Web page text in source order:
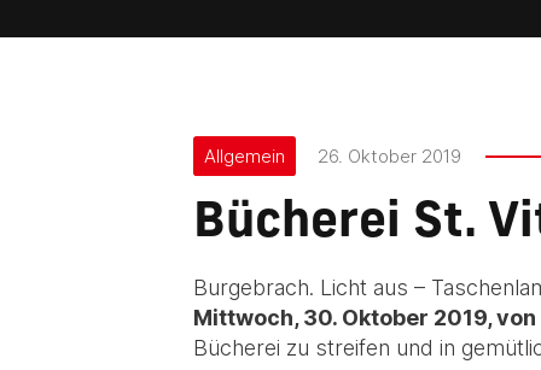
Allgemein 26. Oktober 2019
Bücherei St.
Burgebrach. Licht aus –
Mittwoch, 30. Oktober 2019, von
Bücherei zu streifen und in